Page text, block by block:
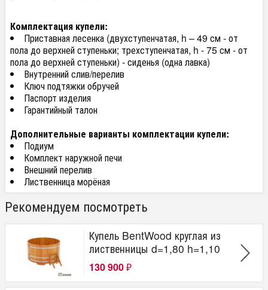
Комплектация купели:
Приставная лесенка (двухступенчатая, h – 49 см - от
пола до верхней ступеньки; трехступенчатая, h - 75 см - от
пола до верхней ступеньки) - сиденья (одна лавка)
Внутренний слив/перелив
Ключ подтяжки обручей
Паспорт изделия
Гарантийный талон
Дополнительные варианты комплектации купели:
Подиум
Комплект наружной печи
Внешний перелив
Лиственница морёная
Рекомендуем посмотреть
Купель BentWood круглая из
лиственницы d=1,80 h=1,10
130 900 ₽